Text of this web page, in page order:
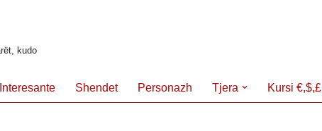
kudo
Interesante Shendet Personazh Tjera Kursi €,$,£